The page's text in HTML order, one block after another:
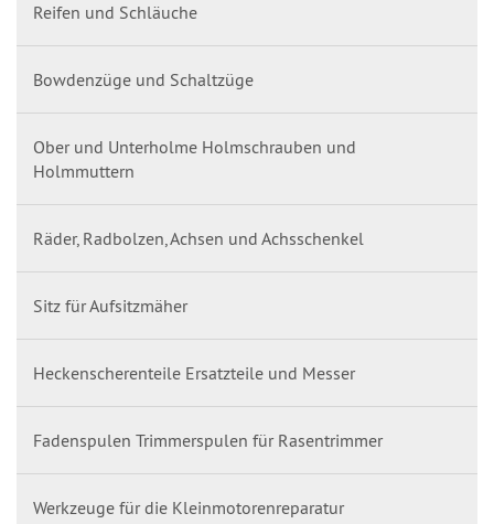
Reifen und Schläuche
Bowdenzüge und Schaltzüge
Ober und Unterholme Holmschrauben und
Holmmuttern
Räder, Radbolzen, Achsen und Achsschenkel
Sitz für Aufsitzmäher
Heckenscherenteile Ersatzteile und Messer
Fadenspulen Trimmerspulen für Rasentrimmer
Werkzeuge für die Kleinmotorenreparatur